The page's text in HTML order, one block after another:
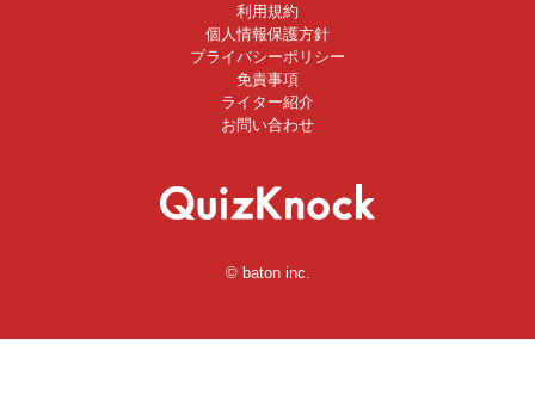
利用規約
個人情報保護方針
プライバシーポリシー
免責事項
ライター紹介
お問い合わせ
© baton inc.